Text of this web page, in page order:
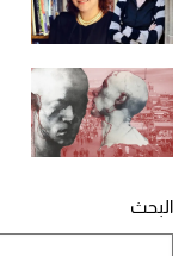
البحث